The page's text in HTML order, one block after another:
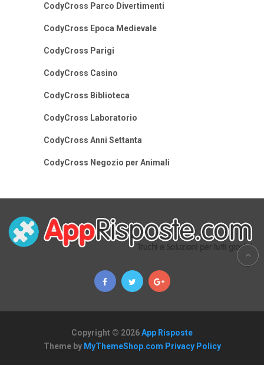
CodyCross Parco Divertimenti
CodyCross Epoca Medievale
CodyCross Parigi
CodyCross Casino
CodyCross Biblioteca
CodyCross Laboratorio
CodyCross Anni Settanta
CodyCross Negozio per Animali
Copyright © 2026App Risposte
Theme by MyThemeShop.com Privacy Policy